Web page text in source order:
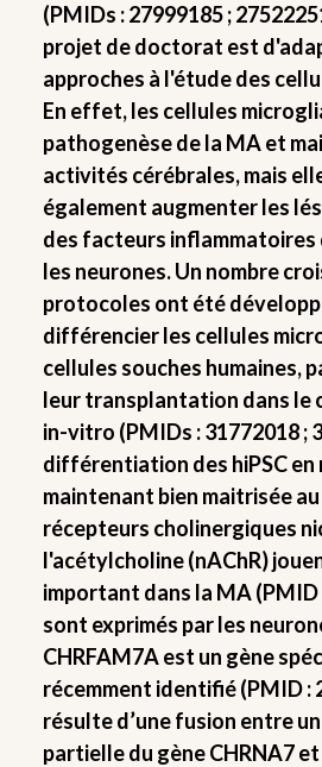
(PMIDs : 27999185 ;
projet de doctorat est
approches à l'étude des
En effet, les cellules
pathogenèse de la MA et
activités cérébrales, mais
également augmenter les
des facteurs
les neurones. Un nombre
protocoles ont été
différencier les cellules
cellules souches humaines,
leur transplantation dans le
in-vitro (PMIDs : 31772018 ;
différentiation des hiPSC en
maintenant bien maitrisée
récepteurs cholinergiques
l'acétylcholine (nAChR)
important dans la MA (PMID
sont exprimés par les
CHRFAM7A est un gène
récemment identifié (PMID :
résulte d’une fusion entre
partielle du gène CHRNA7